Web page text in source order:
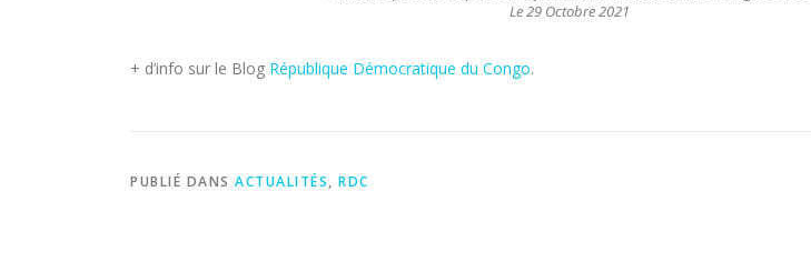
Le 29 Octobre 2021
+ d’info sur le Blog République Démocratique du Congo.
PUBLIÉ DANS ACTUALITÉS, RDC